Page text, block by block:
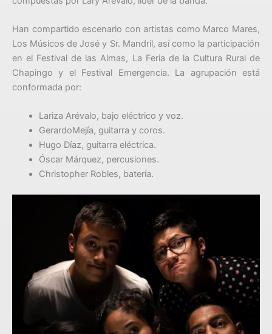
Han compartido escenario con artistas como Marco Mares,
Los Músicos de José y Sr. Mandril, así como la participación
en el Festival de las Almas, La Feria de la Cultura Rural de
Chapingo y el Festival Emergencia. La agrupación está
conformada por:
Lariza Arévalo, bajo eléctrico y voz.
GerardoMejía, guitarra y coros.
Hugo Díaz, guitarra eléctrica.
Óscar Márquez, percusiones.
Christopher Robles, batería.